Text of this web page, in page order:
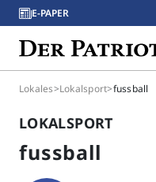
E-PAPER
Lokales>Lokalsport>fussball
LOKALSPORT
fussball